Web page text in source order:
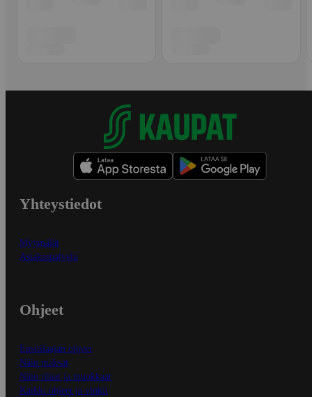
Yhteystiedot
Myymälät
Asiakaspalvelu
Ohjeet
Ensitilaajan ohjeet
Näin maksat
Näin tilaat ja muokkaat
Kaikki ohjeet ja vinkit